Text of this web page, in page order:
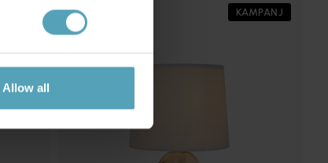
Allow all
KAMPANJ